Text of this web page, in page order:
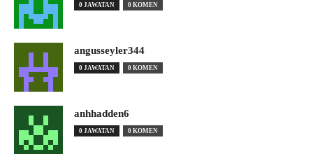
0 JAWATAN 0 KOMEN
angusseyler344
0 JAWATAN 0 KOMEN
anhhadden6
0 JAWATAN 0 KOMEN